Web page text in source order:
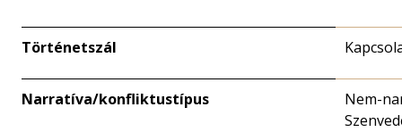
Történetszál
Narratíva/konfliktustípus
Nem-